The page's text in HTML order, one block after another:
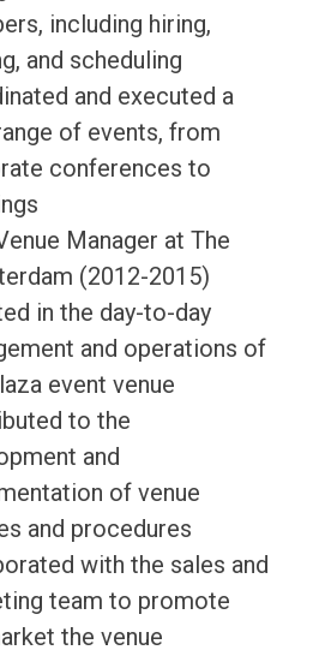
including hiring,
and scheduling
and executed a
of events, from
conferences to
Manager at The
(2012-2015)
in the day-to-day
and operations of
event venue
to the
and
of venue
and procedures
with the sales and
team to promote
the venue